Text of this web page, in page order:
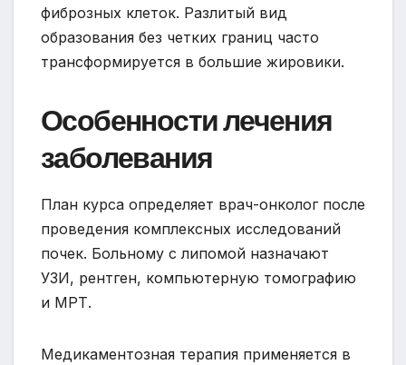
фиброзных клеток. Разлитый вид
образования без четких границ часто
трансформируется в большие жировики.
Особенности лечения
заболевания
План курса определяет врач-онколог после
проведения комплексных исследований
почек. Больному с липомой назначают
УЗИ, рентген, компьютерную томографию
и МРТ.
Медикаментозная терапия применяется в